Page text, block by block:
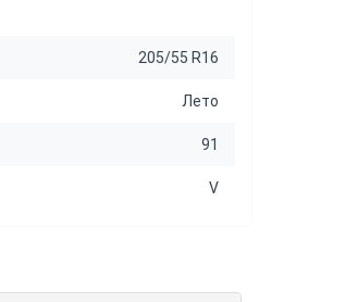
205/55 R16
Лето
91
V